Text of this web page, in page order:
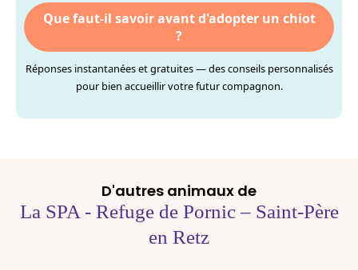
Que faut-il savoir avant d'adopter un chiot
?
Réponses instantanées et gratuites — des conseils personnalisés
pour bien accueillir votre futur compagnon.
D'autres animaux de
La SPA - Refuge de Pornic – Saint-Père
en Retz